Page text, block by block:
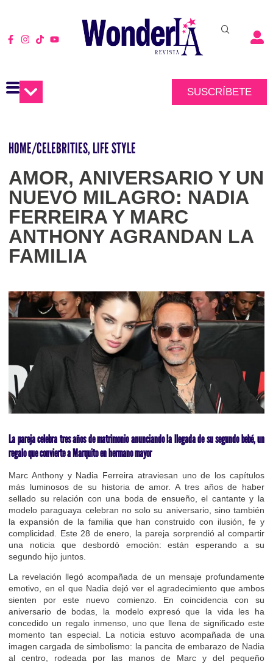
SUSCRÍBETE
HOME/CELEBRITIES, LIFE STYLE
AMOR, ANIVERSARIO Y UN
NUEVO MILAGRO: NADIA
FERREIRA Y MARC
ANTHONY AGRANDAN LA
FAMILIA
La pareja celebra tres años de matrimonio anunciando la llegada de su segundo bebé, un
regalo que convierte a Marquito en hermano mayor
Marc Anthony y Nadia Ferreira atraviesan uno de los capítulos
más luminosos de su historia de amor. A tres años de haber
sellado su relación con una boda de ensueño, el cantante y la
modelo paraguaya celebran no solo su aniversario, sino también
la expansión de la familia que han construido con ilusión, fe y
complicidad. Este 28 de enero, la pareja sorprendió al compartir
una noticia que desbordó emoción: están esperando a su
segundo hijo juntos.
La revelación llegó acompañada de un mensaje profundamente
emotivo, en el que Nadia dejó ver el agradecimiento que ambos
sienten por este nuevo comienzo. En coincidencia con su
aniversario de bodas, la modelo expresó que la vida les ha
concedido un regalo inmenso, uno que llena de significado este
momento tan especial. La noticia estuvo acompañada de una
imagen cargada de simbolismo: la pancita de embarazo de Nadia
al centro, rodeada por las manos de Marc y del pequeño